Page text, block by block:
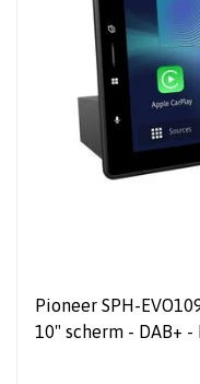
Pioneer SPH-
10" scherm - DAB+